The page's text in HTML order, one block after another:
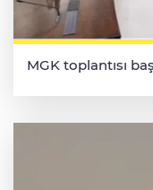
MGK toplantısı